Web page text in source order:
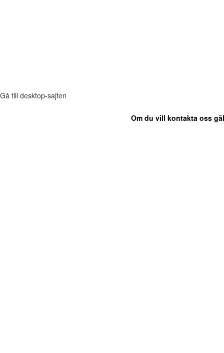
Gå till desktop-sajten
Om du vill kontakta oss